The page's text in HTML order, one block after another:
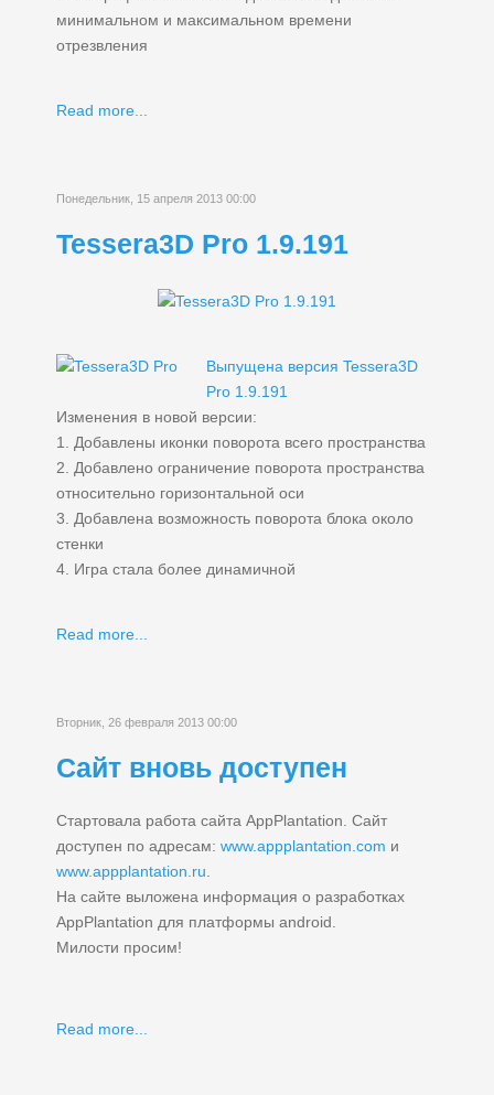
минимальном и максимальном времени
отрезвления
Read more...
Понедельник, 15 апреля 2013 00:00
Tessera3D Pro 1.9.191
Выпущена версия Tessera3D
Pro 1.9.191
Изменения в новой версии:
1. Добавлены иконки поворота всего пространства
2. Добавлено ограничение поворота пространства
относительно горизонтальной оси
3. Добавлена возможность поворота блока около
стенки
4. Игра стала более динамичной
Read more...
Вторник, 26 февраля 2013 00:00
Сайт вновь доступен
Стартовала работа сайта AppPlantation. Сайт
доступен по адресам: www.appplantation.com и
www.appplantation.ru.
На сайте выложена информация о разработках
AppPlantation для платформы android.
Милости просим!
Read more...